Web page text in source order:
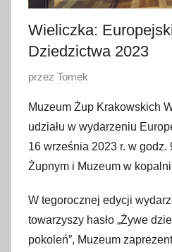
Wieliczka:
Dziedzictwa 2023
O
u
b
l
i
o
w
a
przez Tomek
Muzeum Żup Krakowskich
udziału w wydarzeniu
16 września 2023 r. w godz.
Żupnym i Muzeum w
W tegorocznej edycji
towarzyszy hasło „Żywe
pokoleń”, Muzeum